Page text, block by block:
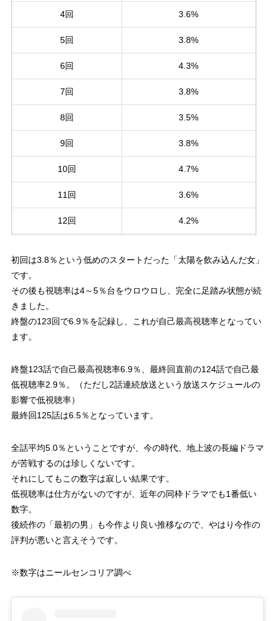
4回 3.6%
5回 3.8%
6回 4.3%
7回 3.8%
8回 3.5%
9回 3.8%
10回 4.7%
11回 3.6%
12回 4.2%
15回 3.9%
16回 4.2%
18回 4.9%
19回
21回 4.5%
22回
24回 4.2%
初回は3.8％という低めのスタートだった「太陽を飲み込んだ女」
です。
その後も視聴率は4～5％台をウロウロし、完全に足踏み状態が続
きました。
終盤の123回で6.9％を記録し、これが自己最高視聴率となってい
ます。
終盤123話で自己最高視聴率6.9％、最終回直前の124話で自己最
低視聴率2.9％。（ただし2話連続放送という放送スケジュールの
影響で低視聴率）
最終回125話は6.5％となっています。
全話平均5.0％ということですが、今の時代、地上波の長編ドラマ
が苦戦するのは珍しくないです。
それにしてもこの数字は寂しい結果です。
低視聴率は仕方がないのですが、近年の同枠ドラマでも1番低い
数字。
後続作の「最初の男」も今作より良い推移なので、やはり今作の
評判が悪いと言えそうです。
※数字はニールセンコリア調べ